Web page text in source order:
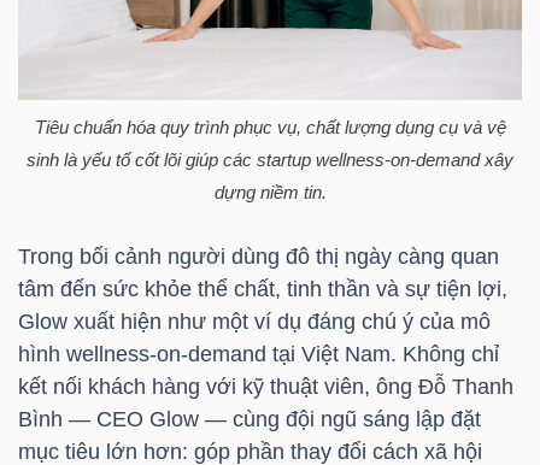
Tiêu chuẩn hóa quy trình phục vụ, chất lượng dụng cụ và vệ
sinh là yếu tố cốt lõi giúp các startup wellness-on-demand xây
dựng niềm tin.
Trong bối cảnh người dùng đô thị ngày càng quan
tâm đến sức khỏe thể chất, tinh thần và sự tiện lợi,
Glow xuất hiện như một ví dụ đáng chú ý của mô
hình wellness-on-demand tại Việt Nam. Không chỉ
kết nối khách hàng với kỹ thuật viên, ông Đỗ Thanh
Bình — CEO Glow — cùng đội ngũ sáng lập đặt
mục tiêu lớn hơn: góp phần thay đổi cách xã hội
HÓA
KINH
ĐÔNG